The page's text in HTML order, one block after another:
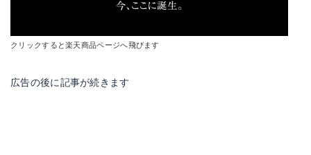
クリックすると楽天商品ページへ飛びます
広告の後に記事が続きます